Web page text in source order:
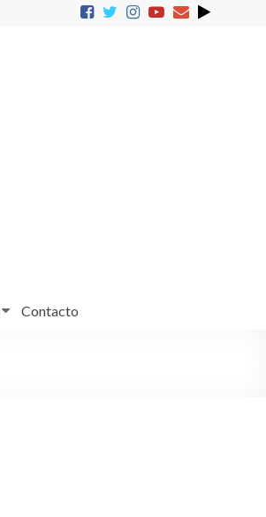
Contacto